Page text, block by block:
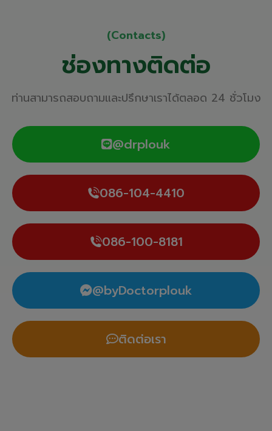
(Contacts)
ช่องทางติดต่อ
ท่านสามารถสอบถามและปรึกษาเราได้ตลอด 24 ชั่วโมง
@drplouk
086-104-4410
086-100-8181
@byDoctorplouk
ติดต่อเรา